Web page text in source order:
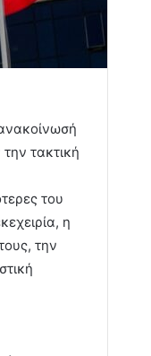
τακτική
του
η
την